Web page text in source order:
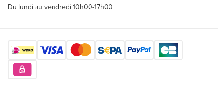
Du lundi au vendredi 10h00-17h00